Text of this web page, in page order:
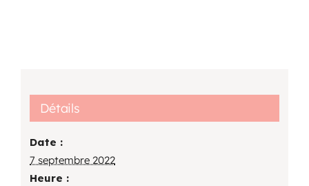
Détails
Date :
7 septembre 2022
Heure :